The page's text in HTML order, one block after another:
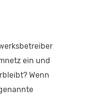
ein und
Wenn